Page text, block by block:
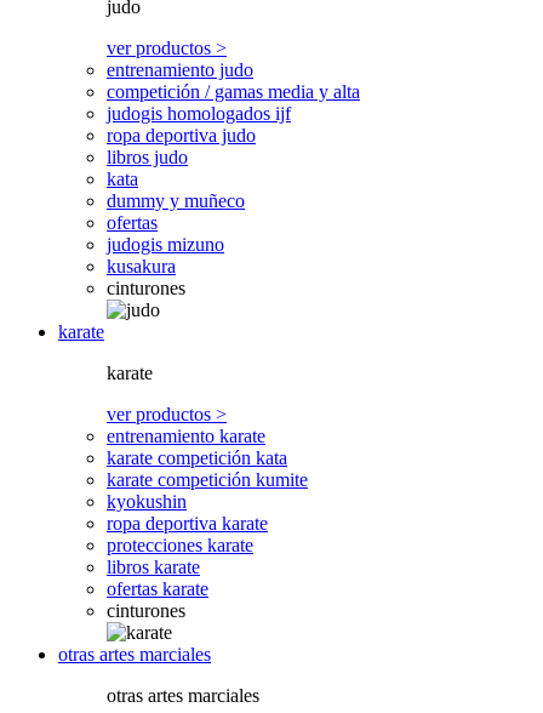
judo
ver productos >
entrenamiento judo
competición / gamas media y alta
judogis homologados ijf
ropa deportiva judo
libros judo
kata
dummy y muñeco
ofertas
judogis mizuno
kusakura
cinturones
karate
karate
ver productos >
entrenamiento karate
karate competición kata
karate competición kumite
kyokushin
ropa deportiva karate
protecciones karate
libros karate
ofertas karate
cinturones
otras artes marciales
otras artes marciales